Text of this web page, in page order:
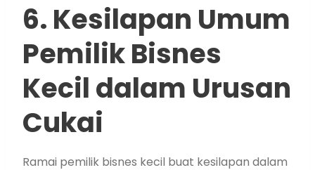
6. Kesilapan Umum
Pemilik Bisnes
Kecil dalam Urusan
Cukai
Ramai pemilik bisnes kecil buat kesilapan dalam